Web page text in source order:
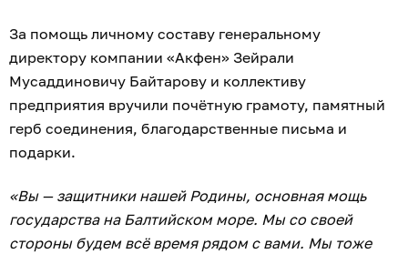
За помощь личному составу генеральному
директору компании «Акфен» Зейрали
Мусаддиновичу Байтарову и коллективу
предприятия вручили почётную грамоту, памятный
герб соединения, благодарственные письма и
подарки.
«Вы — защитники нашей Родины, основная мощь
государства на Балтийском море. Мы со своей
стороны будем всё время рядом с вами. Мы тоже